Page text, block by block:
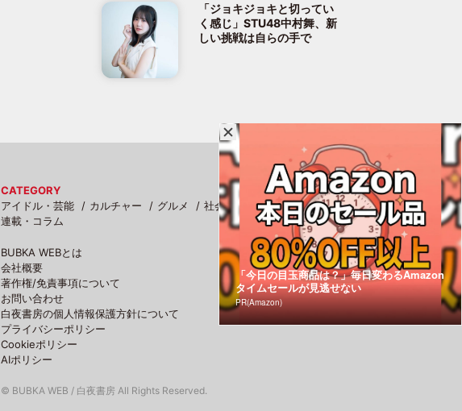
「ジョキジョキと切ってい
く感じ」STU48中村舞、新
しい挑戦は自らの手で
CATEGORY
アイドル・芸能
カルチャー グルメ 社会
スポーツ
連載・コラム
BUBKA WEBとは
会社概要
著作権/免責事項について
お問い合わせ
白夜書房の個人情報保護方針について
プライバシーポリシー
Cookieポリシー
AIポリシー
© BUBKA WEB / 白夜書房 All Rights Reserved.
「今日の目玉商品は？」毎日変わるAmazon
タイムセールが見逃せない
PR(Amazon)